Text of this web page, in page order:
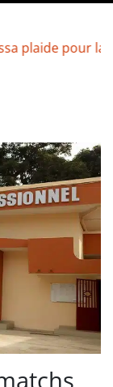
pour la